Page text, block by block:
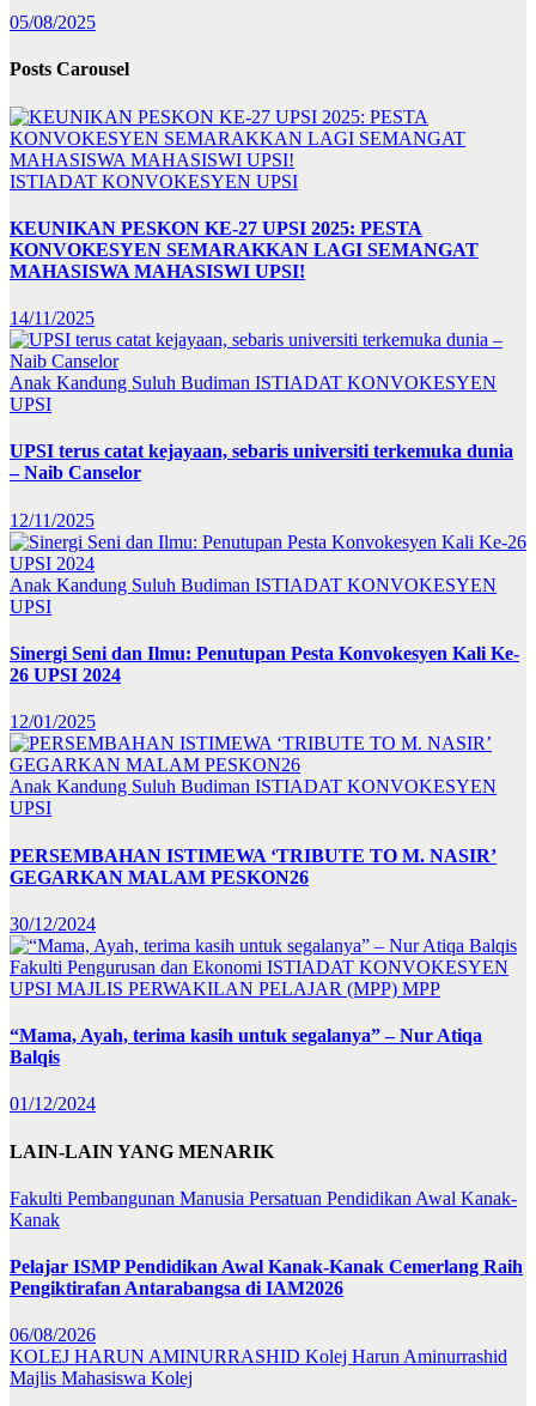
05/08/2025
Posts Carousel
ISTIADAT KONVOKESYEN UPSI
KEUNIKAN PESKON KE-27 UPSI 2025: PESTA
KONVOKESYEN SEMARAKKAN LAGI SEMANGAT
MAHASISWA MAHASISWI UPSI!
14/11/2025
Anak Kandung Suluh Budiman ISTIADAT KONVOKESYEN
UPSI
UPSI terus catat kejayaan, sebaris universiti terkemuka dunia
– Naib Canselor
12/11/2025
Anak Kandung Suluh Budiman ISTIADAT KONVOKESYEN
UPSI
Sinergi Seni dan Ilmu: Penutupan Pesta Konvokesyen Kali Ke-
26 UPSI 2024
12/01/2025
Anak Kandung Suluh Budiman ISTIADAT KONVOKESYEN
UPSI
PERSEMBAHAN ISTIMEWA ‘TRIBUTE TO M. NASIR’
GEGARKAN MALAM PESKON26
30/12/2024
Fakulti Pengurusan dan Ekonomi ISTIADAT KONVOKESYEN
UPSI MAJLIS PERWAKILAN PELAJAR (MPP) MPP
“Mama, Ayah, terima kasih untuk segalanya” – Nur Atiqa
Balqis
01/12/2024
LAIN-LAIN YANG MENARIK
Fakulti Pembangunan Manusia Persatuan Pendidikan Awal Kanak-
Kanak
Pelajar ISMP Pendidikan Awal Kanak-Kanak Cemerlang Raih
Pengiktirafan Antarabangsa di IAM2026
06/08/2026
KOLEJ HARUN AMINURRASHID Kolej Harun Aminurrashid
Majlis Mahasiswa Kolej